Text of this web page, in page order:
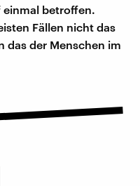
einmal betroffen.
Fällen nicht das
das der Menschen im